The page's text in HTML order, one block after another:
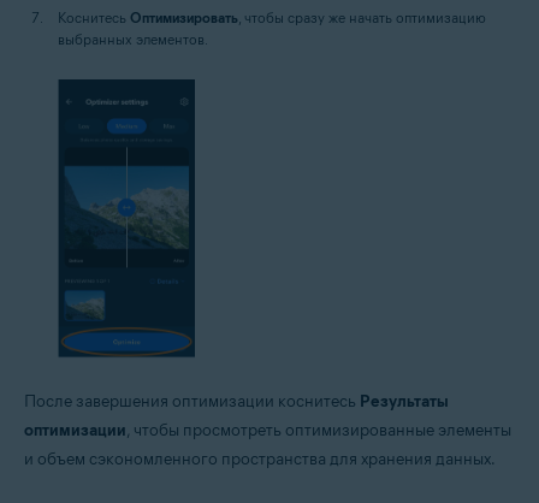
Коснитесь Оптимизировать , чтобы сразу же начать оптимизацию
выбранных элементов.
После завершения оптимизации коснитесь Результаты
оптимизации, чтобы просмотреть оптимизированные элементы
и объем сэкономленного пространства для хранения данных.